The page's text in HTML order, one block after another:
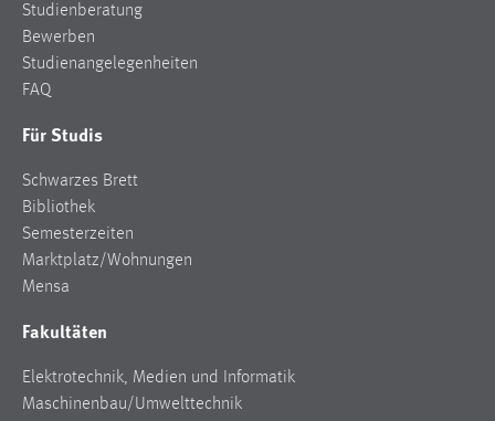
Studienberatung
Bewerben
Studienangelegenheiten
FAQ
Für Studis
Schwarzes Brett
Bibliothek
Semesterzeiten
Marktplatz/Wohnungen
Mensa
Fakultäten
Elektrotechnik, Medien und Informatik
Maschinenbau/Umwelttechnik
Facebook
Zweck:
Conversion-Tracking
3 Monate
EXTERNE MEDIEN
Um Inhalte von Videoplattformen und Social Media
Plattformen anzeigen zu können, werden von diesen
YouTube